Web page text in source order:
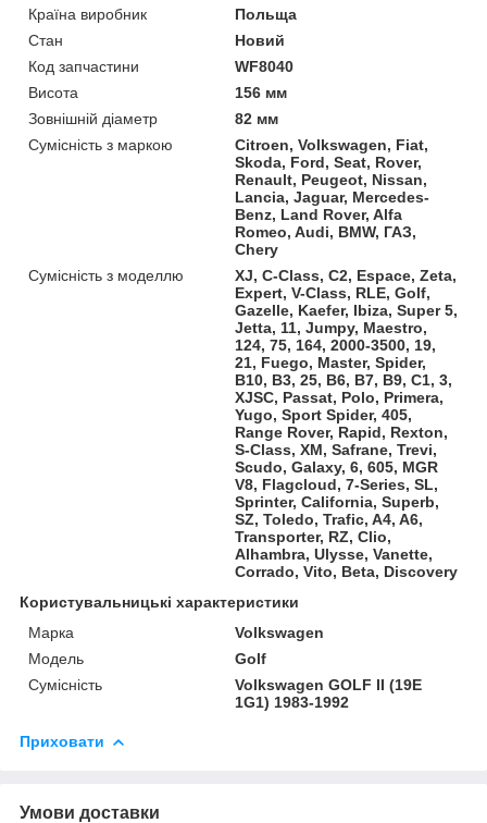
Країна виробник
Польща
Стан
Новий
Код запчастини
WF8040
Висота
156 мм
Зовнішній діаметр
82 мм
Сумісність з маркою
Citroen, Volkswagen, Fiat,
Skoda, Ford, Seat, Rover,
Renault, Peugeot, Nissan,
Lancia, Jaguar, Mercedes-
Benz, Land Rover, Alfa
Romeo, Audi, BMW, ГАЗ,
Chery
Сумісність з моделлю
XJ, C-Class, C2, Espace, Zeta,
Expert, V-Class, RLE, Golf,
Gazelle, Kaefer, Ibiza, Super 5,
Jetta, 11, Jumpy, Maestro,
124, 75, 164, 2000-3500, 19,
21, Fuego, Master, Spider,
B10, B3, 25, B6, B7, B9, C1, 3,
XJSC, Passat, Polo, Primera,
Yugo, Sport Spider, 405,
Range Rover, Rapid, Rexton,
S-Class, XM, Safrane, Trevi,
Scudo, Galaxy, 6, 605, MGR
V8, Flagcloud, 7-Series, SL,
Sprinter, California, Superb,
SZ, Toledo, Trafic, A4, A6,
Transporter, RZ, Clio,
Alhambra, Ulysse, Vanette,
Corrado, Vito, Beta, Discovery
Користувальницькі характеристики
Марка
Volkswagen
Модель
Golf
Сумісність
Volkswagen GOLF II (19E
1G1) 1983-1992
Приховати
Умови доставки